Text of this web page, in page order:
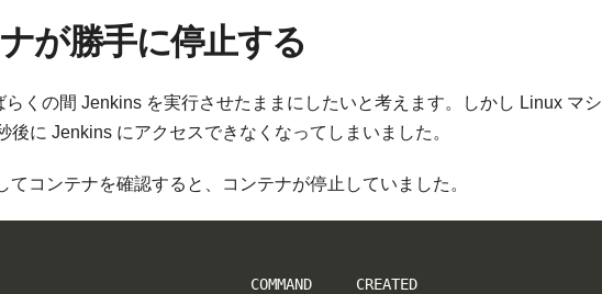
が勝手に停止する
くの間 Jenkins を実行させたままにしたいと考えます。しかし Linux マシ
後に Jenkins にアクセスできなくなってしまいました。
てコンテナを確認すると、コンテナが停止していました。
COMMAND     CREATED